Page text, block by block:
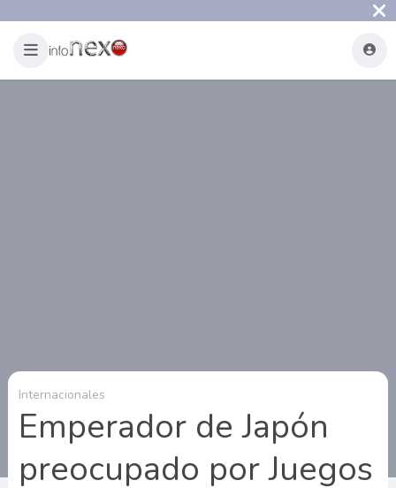
Internacionales
Emperador de Japón
preocupado por Juegos